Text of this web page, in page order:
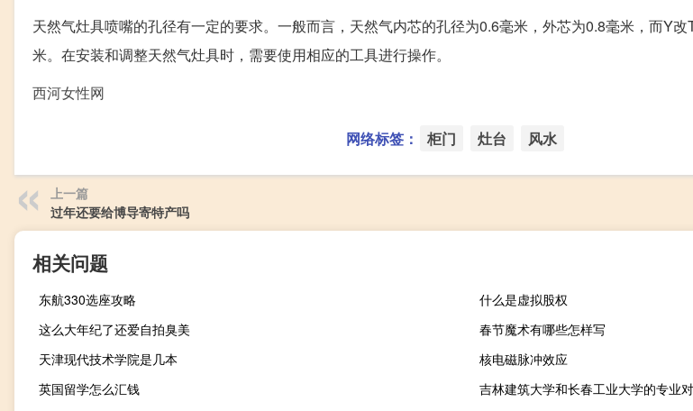
天然气灶具喷嘴的孔径有一定的要求。一般而言，天然气内芯的孔径为0.6毫米，外芯为0.8毫米，而Y
米。在安装和调整天然气灶具时，需要使用相应的工具进行操作。
西河女性网
网络标签： 柜门 灶台 风水
上一篇
过年还要给博导寄特产吗
相关问题
东航330选座攻略
什么是虚拟股权
这么大年纪了还爱自拍臭美
春节魔术有哪些怎样写
天津现代技术学院是几本
核电磁脉冲效应
英国留学怎么汇钱
吉林建筑大学和长春工业大学的专业